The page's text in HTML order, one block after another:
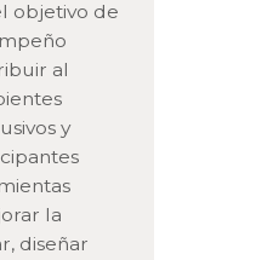
objetivo de
al
y
la
diseñar